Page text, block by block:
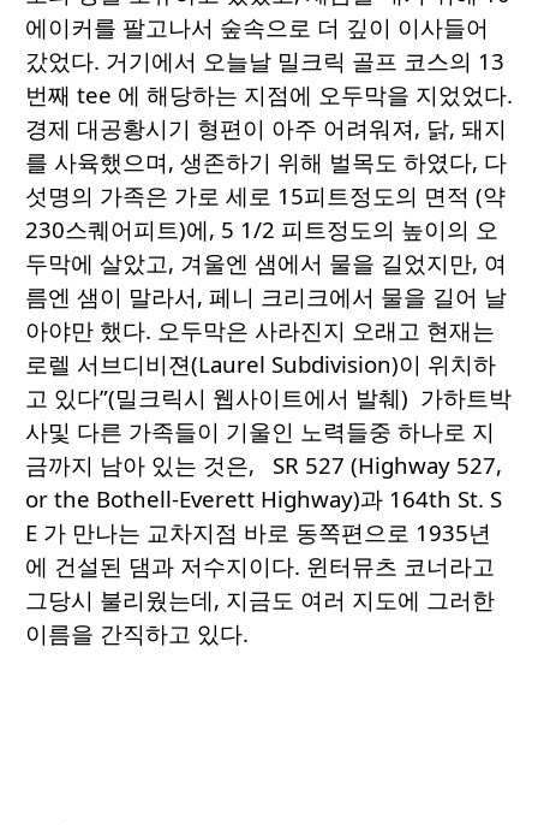
에이커를 팔고나서 숲속으로 더 깊이 이사들어
갔었다. 거기에서 오늘날 밀크릭 골프 코스의 13
번째 tee 에 해당하는 지점에 오두막을 지었었다.
경제 대공황시기 형편이 아주 어려워져, 닭, 돼지
를 사육했으며, 생존하기 위해 벌목도 하였다, 다
섯명의 가족은 가로 세로 15피트정도의 면적 (약
230스퀘어피트)에, 5 1/2 피트정도의 높이의 오
두막에 살았고, 겨울엔 샘에서 물을 길었지만, 여
름엔 샘이 말라서, 페니 크리크에서 물을 길어 날
아야만 했다. 오두막은 사라진지 오래고 현재는
로렐 서브디비젼(Laurel Subdivision)이 위치하
고 있다”(밀크릭시 웹사이트에서 발췌) 가하트박
사및 다른 가족들이 기울인 노력들중 하나로 지
금까지 남아 있는 것은, SR 527 (Highway 527,
or the Bothell-Everett Highway)과 164th St. S
E 가 만나는 교차지점 바로 동쪽편으로 1935년
에 건설된 댐과 저수지이다. 윈터뮤츠 코너라고
그당시 불리웠는데, 지금도 여러 지도에 그러한
이름을 간직하고 있다.